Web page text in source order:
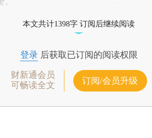
本文共计1398字 订阅后继续阅读
登录后获取已订阅的阅读权限
财新通会员
可畅读全文
订阅/会员升级